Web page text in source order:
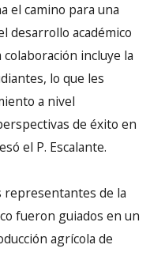
el camino para una
desarrollo académico
incluye la
lo que les
a nivel
de éxito en
el P. Escalante.
representantes de la
fueron guiados en un
agrícola de